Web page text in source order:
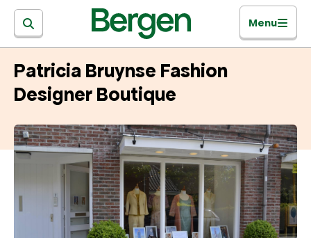
Menu
Patricia Bruynse Fashion
Designer Boutique